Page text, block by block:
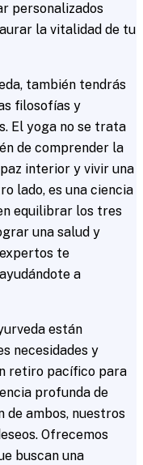
personalizados
la vitalidad de tu
también tendrás
filosofías y
El yoga no se trata
de comprender la
interior y vivir una
lado, es una ciencia
equilibrar los tres
una salud y
te
a
están
necesidades y
retiro pacífico para
profunda de
de ambos, nuestros
Ofrecemos
buscan una